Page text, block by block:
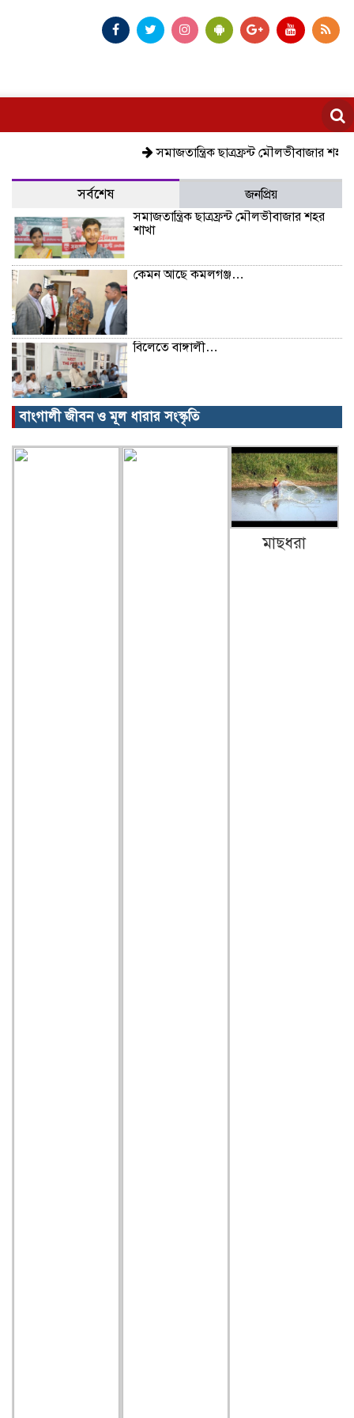
সমাজতান্ত্রিক ছাত্রফ্রন্ট মৌলভীবাজার শহর শাখা
সর্বশেষ
জনপ্রিয়
সমাজতান্ত্রিক ছাত্রফ্রন্ট মৌলভীবাজার শহর
শাখা
কেমন আছে কমলগঞ্জ…
বিলেতে বাঙ্গালী…
বিক্ষোভ, গ্রেপ্তার, অজগর, সেগুনকাঠ আর
প্রধানমন্ত্রীর কার্যালয় থেকে সহায়তা
বাংগালী জীবন ও মূল ধারার সংস্কৃতি
মাছধরা